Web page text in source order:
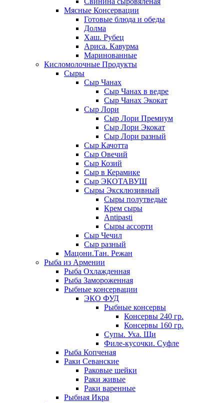
Мясные Консервации
Готовые блюда и обеды
Долма
Хаш. Рубец
Ариса. Кавурма
Маринованные
Кисломолочные Продукты
Сыры
Сыр Чанах
Сыр Чанах в ведре
Сыр Чанах Экокат
Сыр Лори
Сыр Лори Премиум
Сыр Лори Экокат
Сыр Лори разный
Сыр Качотта
Сыр Овечий
Сыр Козий
Сыр в Керамике
Сыр ЭКОТАВУШ
Сыры Эксклюзивный
Сыры полутведые
Крем сыры
Antipasti
Сыры ассорти
Сыр Чечил
Сыр разный
Мацони.Тан. Режан
Рыба из Армении
Рыба Охлажденная
Рыба Замороженная
Рыбные консервации
ЭКО ФУД
Рыбные консервы
Консервы 240 гр.
Консервы 160 гр.
Супы. Уха. Щи
Филе-кусочки. Суфле
Рыба Копченая
Раки Севанские
Раковые шейки
Раки живые
Раки варенные
Рыбная Икра